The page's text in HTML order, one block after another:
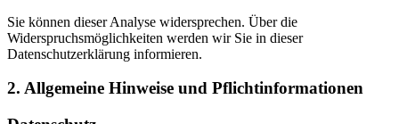
Sie können dieser Analyse widersprechen. Über die
Widerspruchsmöglichkeiten werden wir Sie in dieser
Datenschutzerklärung informieren.
2. Allgemeine Hinweise und Pflichtinformationen